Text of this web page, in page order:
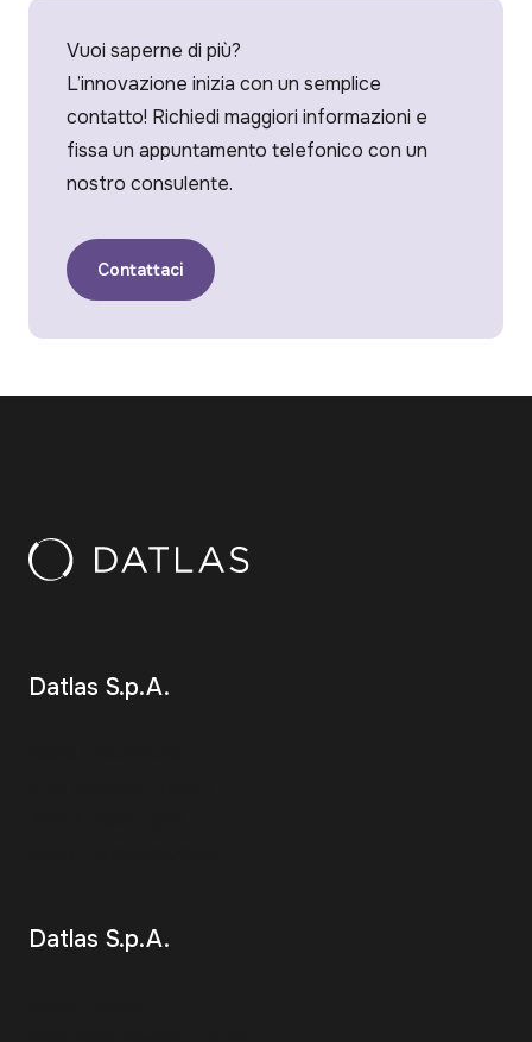
Vuoi saperne di più?
L’innovazione inizia con un semplice
contatto! Richiedi maggiori informazioni e
fissa un appuntamento telefonico con un
nostro consulente.
Contattaci
Datlas S.p.A.
Datlas S.p.A.